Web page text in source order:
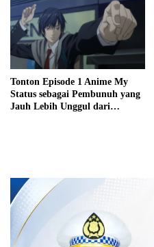
Tonton Episode 1 Anime My
Status sebagai Pembunuh yang
Jauh Lebih Unggul dari